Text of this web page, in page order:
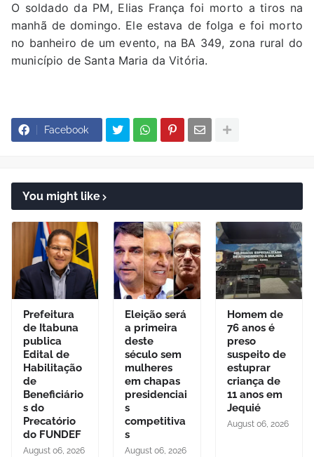
O soldado da PM, Elias França foi morto a tiros na
manhã de domingo. Ele estava de folga e foi morto
no banheiro de um evento, na BA 349, zona rural do
município de Santa Maria da Vitória.
Facebook
You might like
Prefeitura
de Itabuna
publica
Edital de
Habilitação
de
Beneficiário
s do
Precatório
do FUNDEF
August 06, 2026
Eleição será
a primeira
deste
século sem
mulheres
em chapas
presidenciai
s
competitiva
s
August 06, 2026
Homem de
76 anos é
preso
suspeito de
estuprar
criança de
11 anos em
Jequié
August 06, 2026